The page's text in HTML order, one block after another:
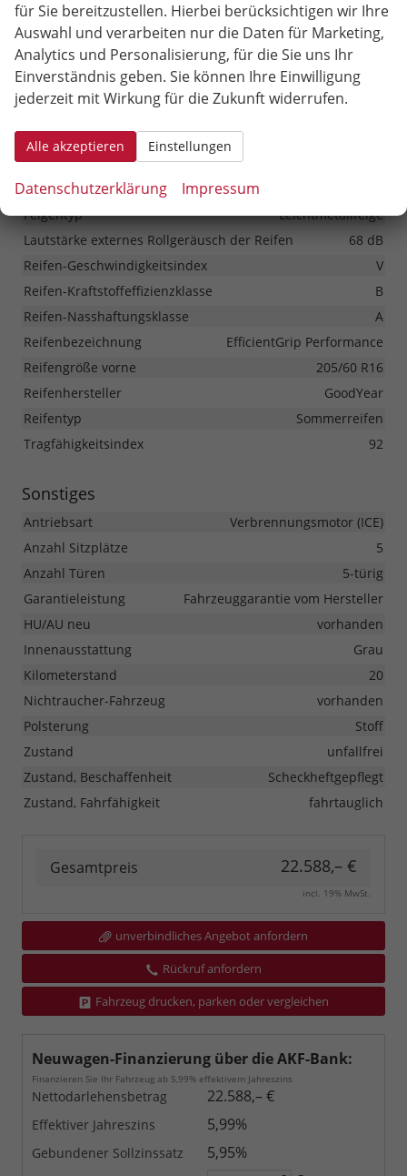
Räder & Technik
Antriebsachse
Frontantrieb
Externe Rollgeräuschklasse
Fahrwerk- und Regelungssysteme
Antiblockiersystem (ABS), Antischlupfregelung (ASR),
Elektronisches Stabilitäts-Programm (ESP),
Traktionskontrolle (ASR/CTS/ETS), Reifendruckkontrolle
Felgengröße
Felgentyp
Leichtmetallfelge
Lautstärke externes Rollgeräusch der Reifen
68 dB
Reifen-Geschwindigkeitsindex
V
Reifen-Kraftstoffeffizienzklasse
B
Reifen-Nasshaftungsklasse
A
Reifenbezeichnung
EfficientGrip Performance
Reifengröße vorne
205/60 R16
Reifenhersteller
GoodYear
Reifentyp
Sommerreifen
Tragfähigkeitsindex
92
Sonstiges
Antriebsart
Verbrennungsmotor (ICE)
Anzahl Sitzplätze
5
Anzahl Türen
5-türig
Garantieleistung
Fahrzeuggarantie vom Hersteller
HU/AU neu
vorhanden
Innenausstattung
Grau
Kilometerstand
20
Nichtraucher-Fahrzeug
vorhanden
Polsterung
Stoff
Zustand
unfallfrei
Zustand, Beschaffenheit
Scheckheftgepflegt
Zustand, Fahrfähigkeit
fahrtauglich
Gesamtpreis 22.588,– €
incl. 19% MwSt.
unverbindliches Angebot anfordern
Rückruf anfordern
Fahrzeug drucken, parken oder vergleichen
Neuwagen-Finanzierung über die AKF-Bank:
Finanzieren Sie Ihr Fahrzeug ab 5,99% effektivem Jahreszins
Nettodarlehensbetrag 22.588,– €
Effektiver Jahreszins 5,99%
Gebundener Sollzinssatz 5,95%
für Sie bereitzustellen. Hierbei berücksichtigen wir Ihre
Auswahl und verarbeiten nur die Daten für Marketing,
Analytics und Personalisierung, für die Sie uns Ihr
Einverständnis geben. Sie können Ihre Einwilligung
jederzeit mit Wirkung für die Zukunft widerrufen.
Alle akzeptieren Einstellungen
Datenschutzerklärung Impressum